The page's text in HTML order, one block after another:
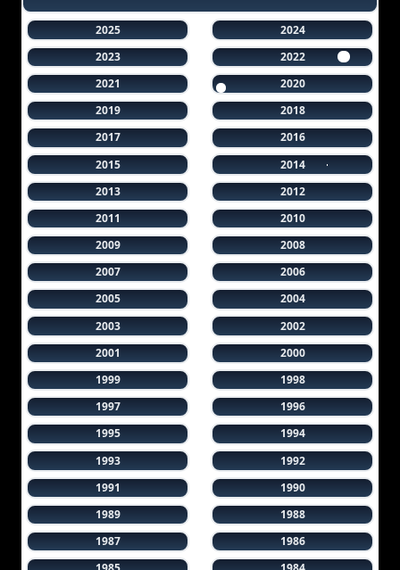
2025
2024
2023
2022
2021
2020
2019
2018
2017
2016
2015
2014
2013
2012
2011
2010
2009
2008
2007
2006
2005
2004
2003
2002
2001
2000
1999
1998
1997
1996
1995
1994
1993
1992
1991
1990
1989
1988
1987
1986